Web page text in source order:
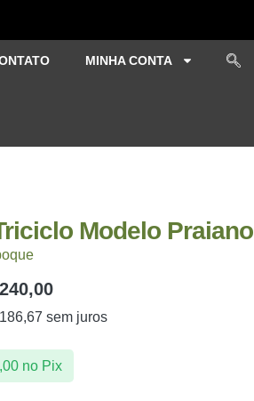
MINHA CONTA
Modelo Praiano
186,67 sem juros
no Pix